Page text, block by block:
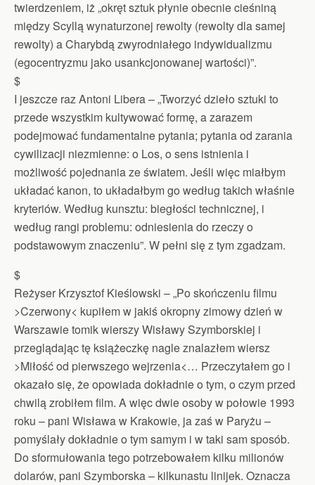
twierdzeniem, iż „okręt sztuk płynie obecnie cieśniną
między Scyllą wynaturzonej rewolty (rewolty dla samej
rewolty) a Charybdą zwyrodniałego indywidualizmu
(egocentryzmu jako usankcjonowanej wartości)”.
$
I jeszcze raz Antoni Libera – „Tworzyć dzieło sztuki to
przede wszystkim kultywować formę, a zarazem
podejmować fundamentalne pytania; pytania od zarania
cywilizacji niezmienne: o Los, o sens istnienia i
możliwość pojednania ze światem. Jeśli więc miałbym
układać kanon, to układałbym go według takich właśnie
kryteriów. Według kunsztu: biegłości technicznej, i
według rangi problemu: odniesienia do rzeczy o
podstawowym znaczeniu”. W pełni się z tym zgadzam.
$
Reżyser Krzysztof Kieślowski – „Po skończeniu filmu
>Czerwony< kupiłem w jakiś okropny zimowy dzień w
Warszawie tomik wierszy Wisławy Szymborskiej i
przeglądając tę książeczkę nagle znalazłem wiersz
>Miłość od pierwszego wejrzenia<… Przeczytałem go i
okazało się, że opowiada dokładnie o tym, o czym przed
chwilą zrobiłem film. A więc dwie osoby w połowie 1993
roku – pani Wisława w Krakowie, ja zaś w Paryżu –
pomyślały dokładnie o tym samym i w taki sam sposób.
Do sformułowania tego potrzebowałem kilku milionów
dolarów, pani Szymborska – kilkunastu linijek. Oznacza